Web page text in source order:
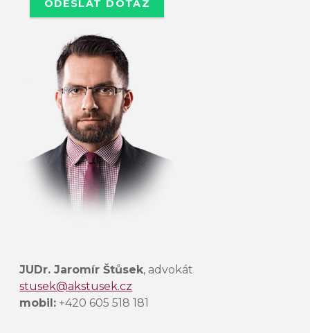
o
r
z
JUDr. Jaromír Štůsek, advokát
stusek@akstusek.cz
mobil: +420 605 518 181